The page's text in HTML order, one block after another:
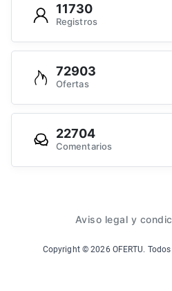
11730
Registros
72903
Ofertas
22704
Comentarios
Aviso legal y
Copyright ©2026 OFERTU.